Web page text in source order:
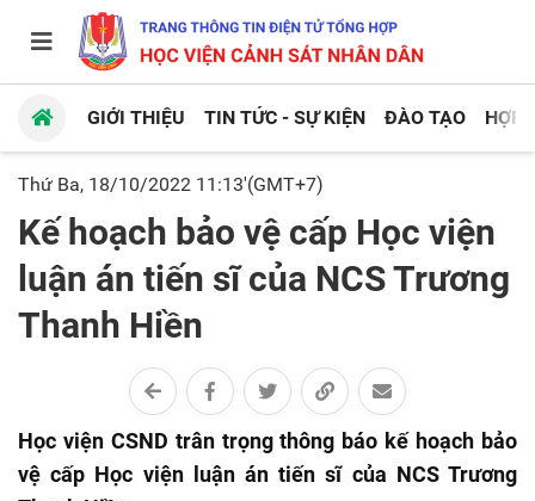
GIỚI THIỆU TIN TỨC - SỰ KIỆN ĐÀO TẠO HỢP
Thứ Ba, 18/10/2022 11:13'(GMT+7)
Kế hoạch bảo vệ cấp Học viện
luận án tiến sĩ của NCS Trương
Thanh Hiền
Học viện CSND trân trọng thông báo kế hoạch bảo
vệ cấp Học viện luận án tiến sĩ của NCS Trương